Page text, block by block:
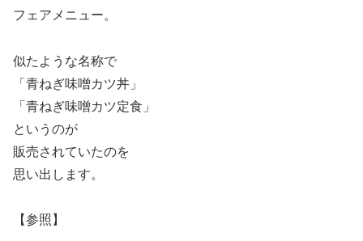
フェアメニュー。
似たような名称で
「青ねぎ味噌カツ丼」
「青ねぎ味噌カツ定食」
というのが
販売されていたのを
思い出します。
【参照】